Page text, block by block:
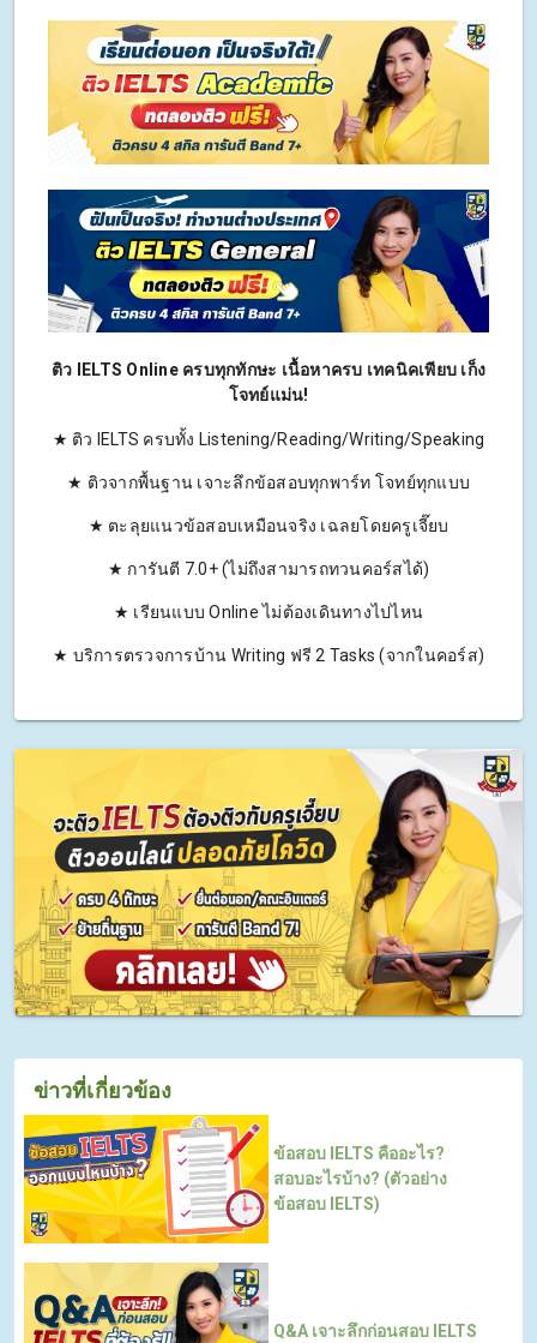
ติว IELTS Online ครบทุกทักษะ เนื้อหาครบ เทคนิคเพียบ เก็ง
โจทย์แม่น!
★ ติว IELTS ครบทั้ง Listening/Reading/Writing/Speaking
★ ติวจากพื้นฐาน เจาะลึกข้อสอบทุกพาร์ท โจทย์ทุกแบบ
★ ตะลุยแนวข้อสอบเหมือนจริง เฉลยโดยครูเจี๊ยบ
★ การันตี 7.0+ (ไม่ถึงสามารถทวนคอร์สได้)
★ เรียนแบบ Online ไม่ต้องเดินทางไปไหน
★ บริการตรวจการบ้าน Writing ฟรี 2 Tasks (จากในคอร์ส)
ข่าวที่เกี่ยวข้อง
ข้อสอบ IELTS คืออะไร?
สอบอะไรบ้าง? (ตัวอย่าง
ข้อสอบ IELTS)
Q&A เจาะลึกก่อนสอบ IELTS